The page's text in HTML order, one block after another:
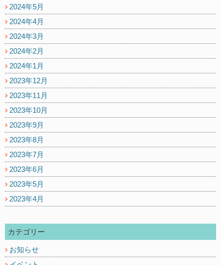
2024年5月
2024年4月
2024年3月
2024年2月
2024年1月
2023年12月
2023年11月
2023年10月
2023年9月
2023年8月
2023年7月
2023年6月
2023年5月
2023年4月
カテゴリー
お知らせ